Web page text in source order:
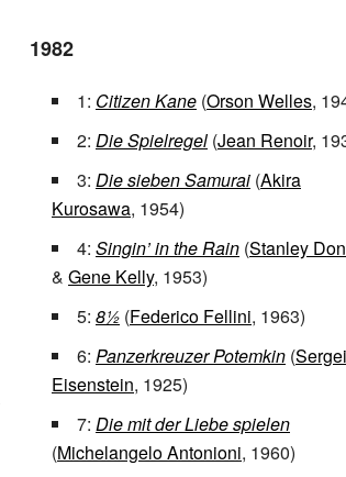
1982
1: Citizen Kane (Orson Welles,
2: Die Spielregel (Jean Renoir,
3: Die sieben Samurai (Akira
Kurosawa, 1954)
4: Singin’ in the Rain (Stanley
& Gene Kelly, 1953)
5: 8½ (Federico Fellini, 1963)
6: Panzerkreuzer Potemkin (Sergei
Eisenstein, 1925)
7: Die mit der Liebe spielen
(Michelangelo Antonioni, 1960)